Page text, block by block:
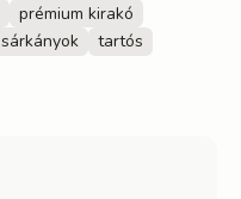
prémium kirakó
sárkányok
tartós